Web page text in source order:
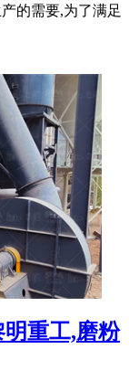
的需要,为了满足
重工,磨粉